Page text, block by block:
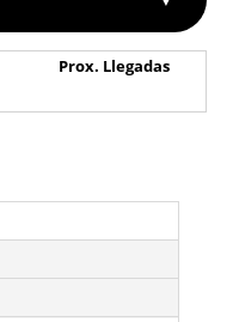
Prox. Llegadas